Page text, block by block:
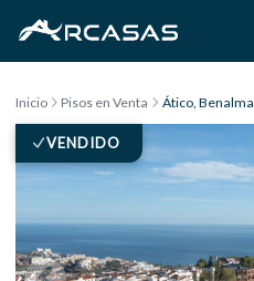
Inicio Pisos en Venta Ático,
VENDIDO